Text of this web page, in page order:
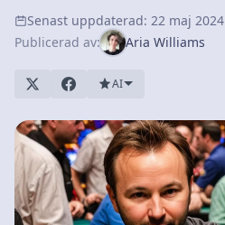
Senast uppdaterad: 22 maj 2024
Publicerad av:
Aria Williams
AI